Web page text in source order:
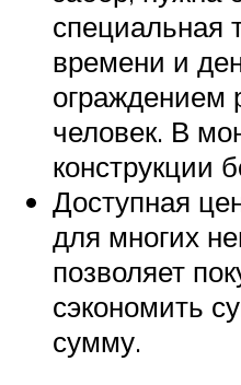
специальная
времени и
ограждением
человек. В
конструкции
Доступная
для многих
позволяет
сэкономить
сумму.